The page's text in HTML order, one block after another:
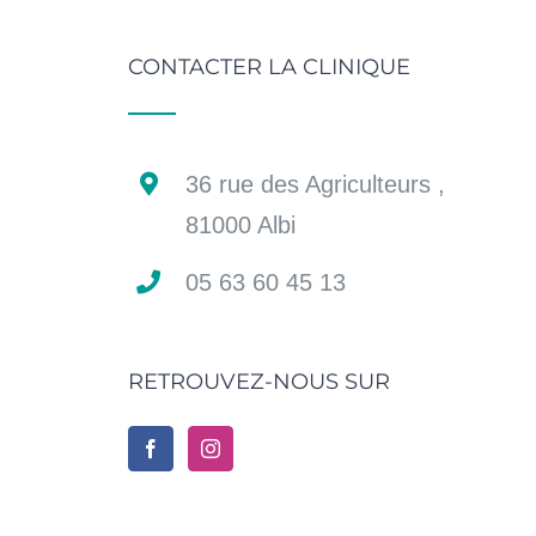
CONTACTER LA CLINIQUE
36 rue des Agriculteurs ,
81000 Albi
05 63 60 45 13
RETROUVEZ-NOUS SUR